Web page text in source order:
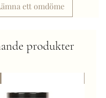
ett omdöme
produkter